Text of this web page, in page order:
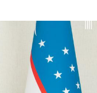
Нормативно-
утратившие силу
Сведения о
договорах